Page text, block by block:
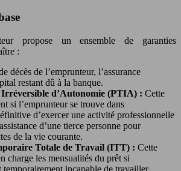
propose un ensemble de garanties
:
décès de l’emprunteur, l’assurance
restant dû à la banque.
Irréversible d’Autonomie (PTIA) : Cette
si l’emprunteur se trouve dans
d’exercer une activité professionnelle
d’une tierce personne pour
de la vie courante.
Totale de Travail (ITT) : Cette
charge les mensualités du prêt si